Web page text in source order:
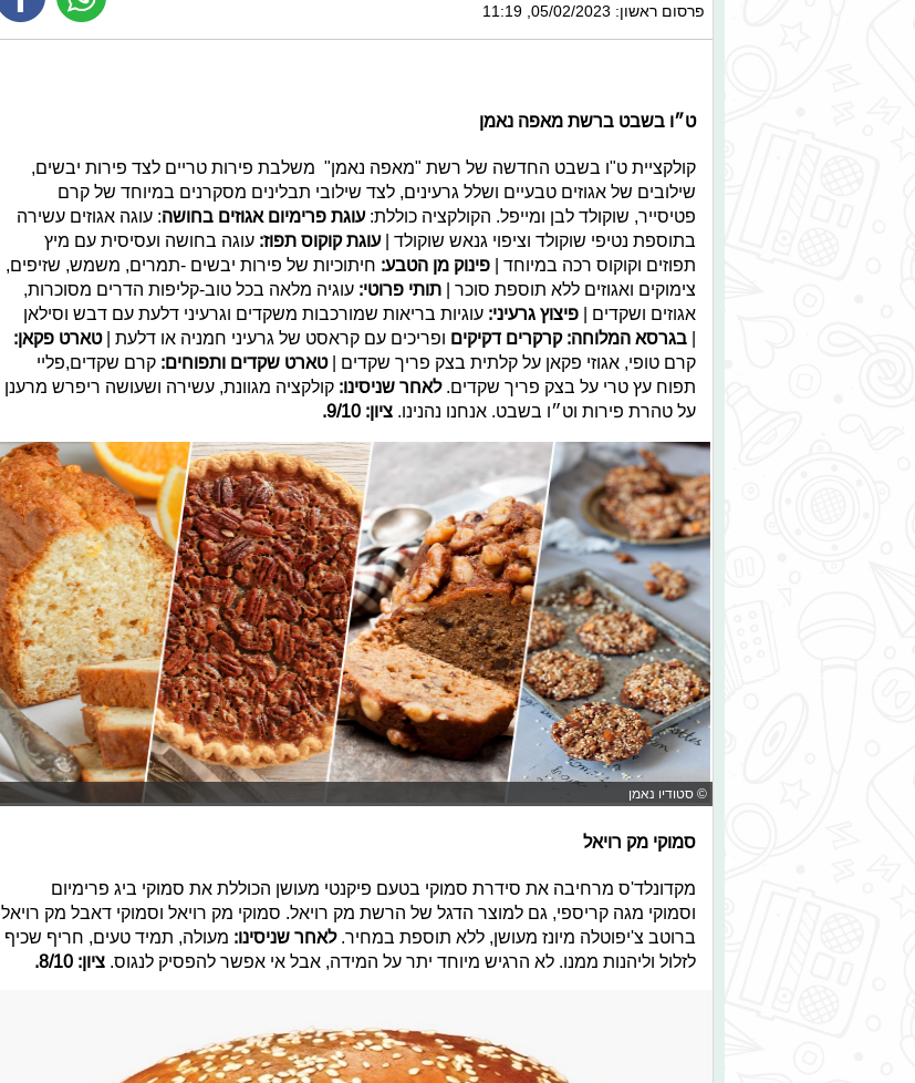
פרסום ראשון: 05/02/2023, 11:19
ט״ו בשבט ברשת מאפה נאמן
קולקציית ט"ו בשבט החדשה של רשת "מאפה נאמן" משלבת פירות טריים לצד פירות יבשים,
שילובים של אגוזים טבעיים ושלל גרעינים, לצד שילובי תבלינים מסקרנים במיוחד של קרם
פטיסייר, שוקולד לבן ומייפל. הקולקציה כוללת:עוגת פרימיום אגוזים בחושה: עוגה אגוזים עשירה
בתוספת נטיפי שוקולד וציפוי גנאש שוקולד |עוגת קוקוס תפוז: עוגה בחושה ועסיסית עם מיץ
תפוזים וקוקוס רכה במיוחד | פינוק מן הטבע: חיתוכיות של פירות יבשים -תמרים, משמש, שזיפים,
צימוקים ואגוזים ללא תוספת סוכר | תותי פרוטי: עוגיה מלאה בכל טוב-קליפות הדרים מסוכרות,
אגוזים ושקדים | פיצוץ גרעיני: עוגיות בריאות שמורכבות משקדים וגרעיני דלעת עם דבש וסילאן
| בגרסא המלוחה: קרקרים דקיקים ופריכים עם קראסט של גרעיני חמניה או דלעת |טארט פקאן:
קרם טופי, אגוזי פקאן על קלתית בצק פריך שקדים |טארט שקדים ותפוחים: קרם שקדים,פליי
תפוח עץ טרי על בצק פריך שקדים.לאחר שניסינו: קולקציה מגוונת, עשירה ושעושה ריפרש מרענן
על טהרת פירות וט״ו בשבט. אנחנו נהנינו. ציון: 9/10.
© סטודיו נאמן
סמוקי מק רויאל
מקדונלד'ס מרחיבה את סידרת סמוקי בטעם פיקנטי מעושן הכוללת את סמוקי ביג פרימיום
וסמוקי מגה קריספי, גם למוצר הדגל של הרשת מק רויאל. סמוקי מק רויאל וסמוקי דאבל מק רויאל
ברוטב צ'יפוטלה מיונז מעושן, ללא תוספת במחיר. לאחר שניסינו: מעולה, תמיד טעים, חריף שכיף
לזלול וליהנות ממנו. לא הרגיש מיוחד יתר על המידה, אבל אי אפשר להפסיק לנגוס. ציון: 8/10.